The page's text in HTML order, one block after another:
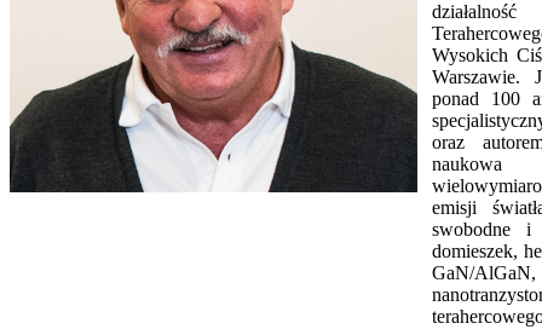
działalność
Wysokich
Warszawie.
ponad 100
oraz
emisji
swobodne i
domieszek,
GaN/